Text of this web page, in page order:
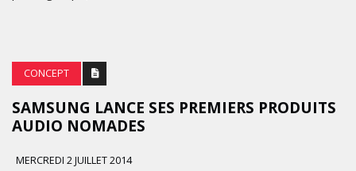
CONCEPT
SAMSUNG LANCE SES PREMIERS PRODUITS
AUDIO NOMADES
MERCREDI 2 JUILLET 2014